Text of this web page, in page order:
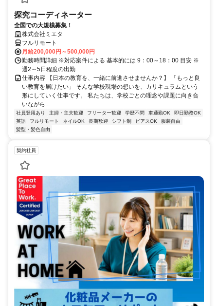
探究コーディネーター
全国での大規模募集！
株式会社ミエタ
フルリモート
月給200,000円～500,000円
勤務時間詳細 ※対応案件による 基本的には 9：00～18：00 目安 ※
週2～5日程度の出勤
仕事内容 【日本の教育を、一緒に前進させませんか？】 「もっと良
い教育を届けたい」 そんな学校現場の想いを、カリキュラムという
形にしていく仕事です。 私たちは、学校ごとの理念や課題に向き合
いながら...
社員登用あり 主婦・主夫歓迎 フリーター歓迎 学歴不問 車通勤OK
即日勤務OK
英語
フルリモート ネイルOK 長期歓迎 シフト制 ピアスOK
服装自由
髪型・髪色自由
契約社員